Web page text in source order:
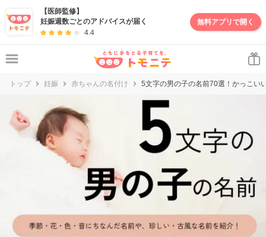
【医師監修】
妊娠週数ごとのアドバイスが届く
4.4
無料アプリで開く
トップ 妊娠 赤ちゃんの名付け 5文字の男の子の名前70選！かっこい
妊娠・出産・子育て情報サイト | トモニテ